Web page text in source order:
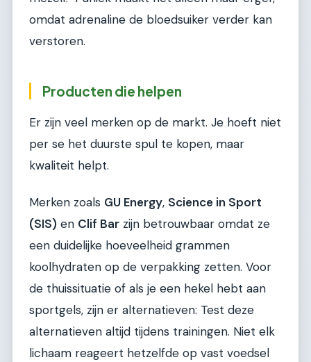
omdat adrenaline de bloedsuiker verder kan
verstoren.
Producten die helpen
Er zijn veel merken op de markt. Je hoeft niet
per se het duurste spul te kopen, maar
kwaliteit helpt.
Merken zoals GU Energy, Science in Sport
(SIS) en Clif Bar zijn betrouwbaar omdat ze
een duidelijke hoeveelheid grammen
koolhydraten op de verpakking zetten. Voor
de thuissituatie of als je een hekel hebt aan
sportgels, zijn er alternatieven: Test deze
alternatieven altijd tijdens trainingen. Niet elk
lichaam reageert hetzelfde op vast voedsel